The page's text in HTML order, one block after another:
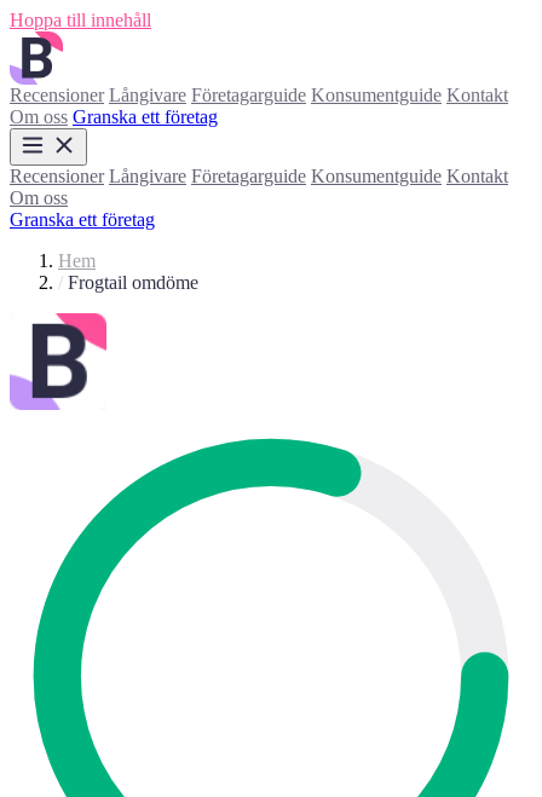
Hoppa till innehåll
Recensioner Långivare Företagarguide Konsumentguide Kontakt
Om oss Granska ett företag
Recensioner Långivare Företagarguide Konsumentguide Kontakt
Om oss
Granska ett företag
Hem
/ Frogtail omdöme